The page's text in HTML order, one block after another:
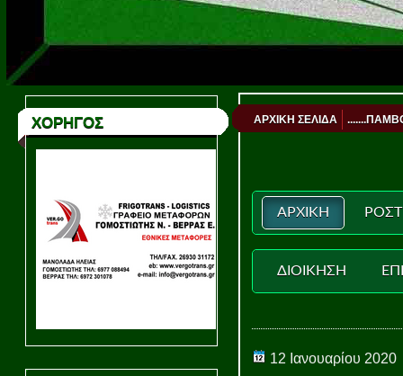
ΧΟΡΗΓΟΣ ΑΡΧΙΚΗ ΣΕΛΙΔΑ
ΑΡΧΙΚΗ
ΔΙΟΙΚΗΣΗ
12 Ιανουαρίου 2020